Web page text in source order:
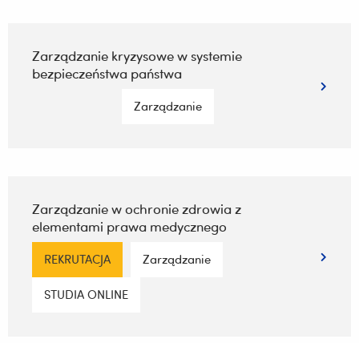
Zarządzanie kryzysowe w systemie
bezpieczeństwa państwa
Zarządzanie
Zarządzanie w ochronie zdrowia z
elementami prawa medycznego
REKRUTACJA Zarządzanie
STUDIA ONLINE